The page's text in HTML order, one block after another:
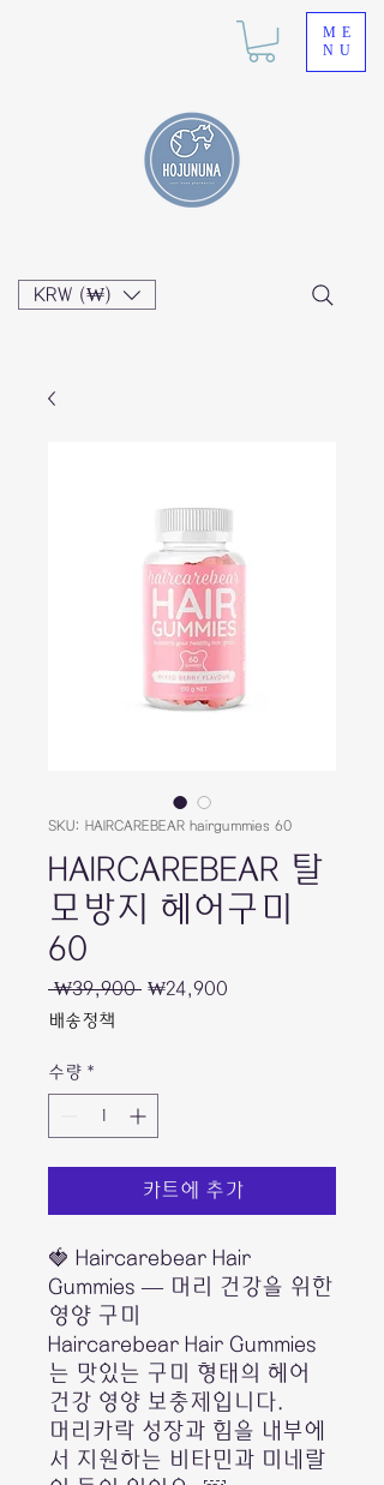
ME
NU
KRW (₩)
SKU: HAIRCAREBEAR hairgummies 60
HAIRCAREBEAR 탈
모방지 헤어구미
60
₩39,900 일₩24,900
배송정책
수량 *
카트에 추가
🍓 Haircarebear Hair
Gummies — 머리 건강을 위한
영양 구미
Haircarebear Hair Gummies
는 맛있는 구미 형태의 헤어
건강 영양 보충제입니다.
머리카락 성장과 힘을 내부에
서 지원하는 비타민과 미네랄